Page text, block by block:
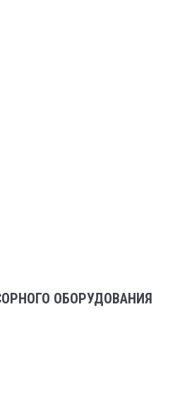
ОБОРУДОВАНИЯ